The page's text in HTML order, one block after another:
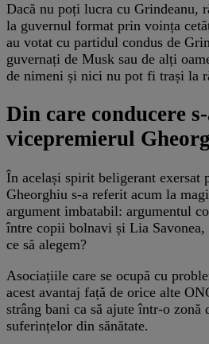
Dacă nu poți lucra cu Grindeanu,
la guvernul format prin voința
au votat cu partidul condus de
guvernați de Musk sau de alți
de nimeni și nici nu pot fi trași la
Din care conducere
vicepremierul
În același spirit beligerant exersat
Gheorghiu s-a referit acum la
argument imbatabil: argumentul
între copii bolnavi și Lia Savonea,
ce să alegem?
Asociațiile care se ocupă cu
acest avantaj față de orice alte
strâng bani ca să ajute într-o zonă
suferințelor din sănătate.